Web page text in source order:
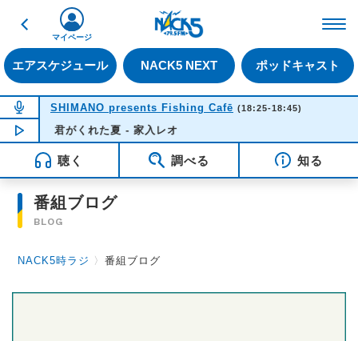
戻る
エアスケジュール NACK5 NEXT ポッドキャスト
マイページ
NOW ON AIR
SHIMANO presents Fishing Cafē (18:25-18:45)
NOW PLAYING 18:38
君がくれた夏 - 家入レオ
聴く 調べる 知る
番組ブログ
BLOG
NACK5時ラジ 〉番組ブログ